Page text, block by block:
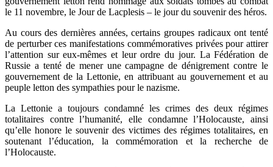
le 11 novembre, le Jour de Lacplesis – le jour du souvenir des héros.
Au cours des dernières années, certains groupes radicaux ont tenté
de perturber ces manifestations commémoratives privées pour attirer
l’attention sur eux-mêmes et leur ordre du jour. La Fédération de
Russie a tenté de mener une campagne de dénigrement contre le
gouvernement de la Lettonie, en attribuant au gouvernement et au
peuple letton des sympathies pour le nazisme.
La Lettonie a toujours condamné les crimes des deux régimes
totalitaires contre l’humanité, elle condamne l’Holocauste, ainsi
qu’elle honore le souvenir des victimes des régimes totalitaires, en
soutenant l’éducation, la commémoration et la recherche de
l’Holocauste.